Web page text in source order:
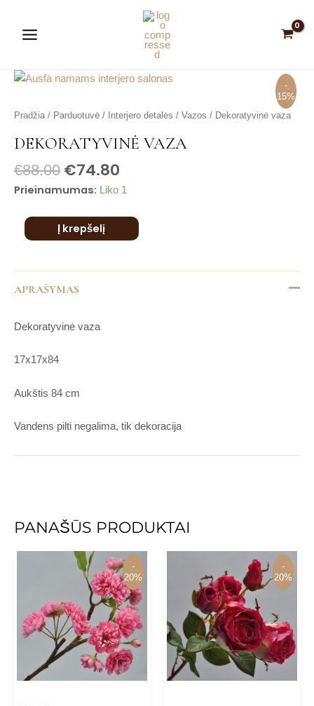
turinioMenu
-
15%
Pradžia / Parduotuvė / Interjero detalės / Vazos / Dekoratyvinė vaza
DEKORATYVINĖ VAZA
€88.00 €74.80
Prieinamumas: Liko 1
produkto
Dekoratyvinė
vaza
Į krepšelį
APRAŠYMAS
Dekoratyvinė vaza
17x17x84
Aukštis 84 cm
Vandens pilti negalima, tik dekoracija
PANAŠŪS PRODUKTAI
-
20%
-
20%
-
20%
-
20%